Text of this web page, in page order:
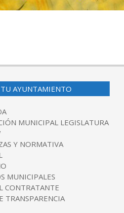
TU AYUNTAMIENTO
MUNICIPAL LEGISLATURA
Y NORMATIVA
MUNICIPALES
CONTRATANTE
TRANSPARENCIA